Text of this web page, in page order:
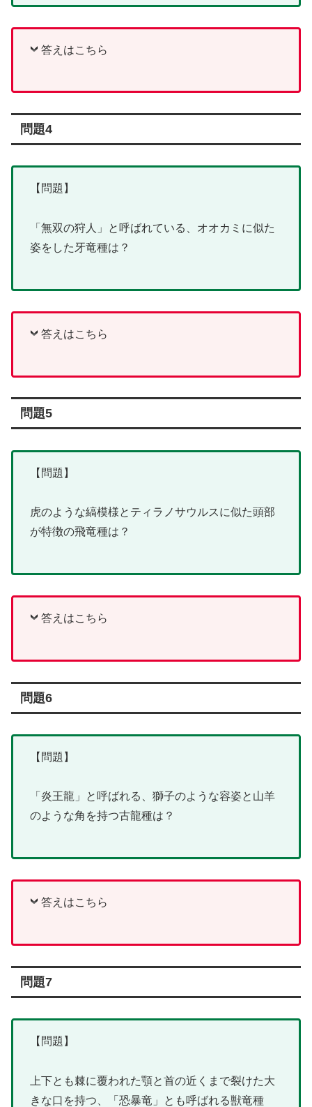
答えはこちら
問題4
【問題】
「無双の狩人」と呼ばれている、オオカミに似た
姿をした牙竜種は？
答えはこちら
問題5
【問題】
虎のような縞模様とティラノサウルスに似た頭部
が特徴の飛竜種は？
答えはこちら
問題6
【問題】
「炎王龍」と呼ばれる、獅子のような容姿と山羊
のような角を持つ古龍種は？
答えはこちら
問題7
【問題】
上下とも棘に覆われた顎と首の近くまで裂けた大
きな口を持つ、「恐暴竜」とも呼ばれる獣竜種